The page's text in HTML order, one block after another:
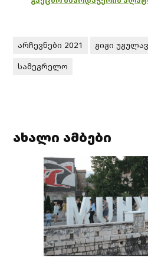
არჩევნები 2021 გიგი
სამეგრელო
ახალი ამბები